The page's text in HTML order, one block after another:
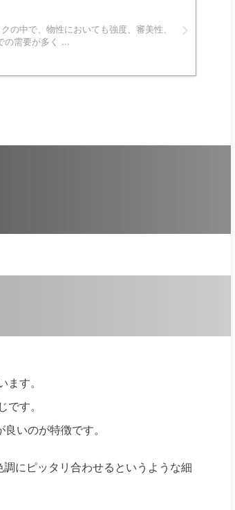
の中で、物性においても強度、審美性、
の需要が多く ...
す。
す。
いのが特徴です。
にピッタリ合わせるというような細